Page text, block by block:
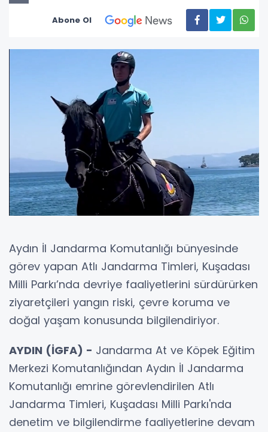
Abone Ol
Aydın İl Jandarma Komutanlığı bünyesinde
görev yapan Atlı Jandarma Timleri, Kuşadası
Milli Parkı’nda devriye faaliyetlerini sürdürürken
ziyaretçileri yangın riski, çevre koruma ve
doğal yaşam konusunda bilgilendiriyor.
AYDIN (İGFA) - Jandarma At ve Köpek Eğitim
Merkezi Komutanlığından Aydın İl Jandarma
Komutanlığı emrine görevlendirilen Atlı
Jandarma Timleri, Kuşadası Milli Parkı'nda
denetim ve bilgilendirme faaliyetlerine devam